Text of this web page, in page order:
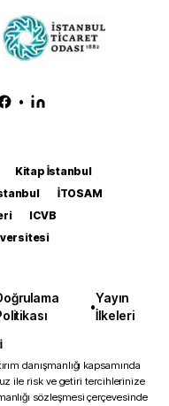
•
Kitap İstanbul
İTOSAM
ICVB
•
Yayın
İlkeleri
danışmanlığı kapsamında
ile risk ve getiri tercihlerinize
sözleşmesi çerçevesinde